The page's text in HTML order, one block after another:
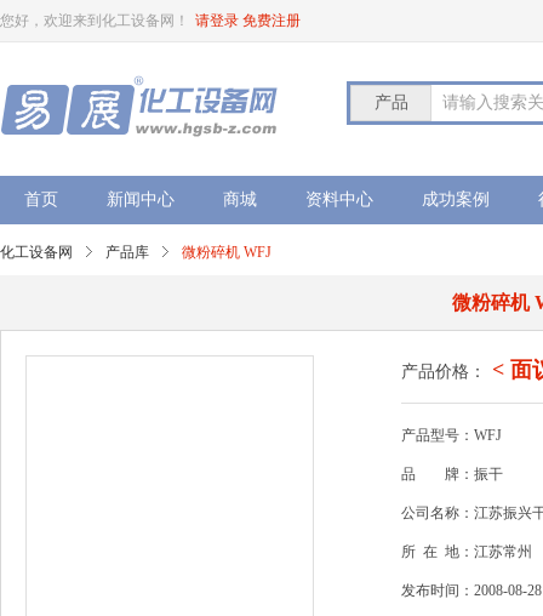
您好，欢迎来到化工设备网！ 请登录 免费注册
产品 请输入搜索
首页 新闻中心 商城 资料中心 成功案例
化工设备网 产品库 微粉碎机 WFJ
微粉碎机
产品价格： < 面
产品型号：WFJ
品 牌：振干
公司名称：江苏振兴
所 在 地：江苏常州
发布时间：2008-08-28